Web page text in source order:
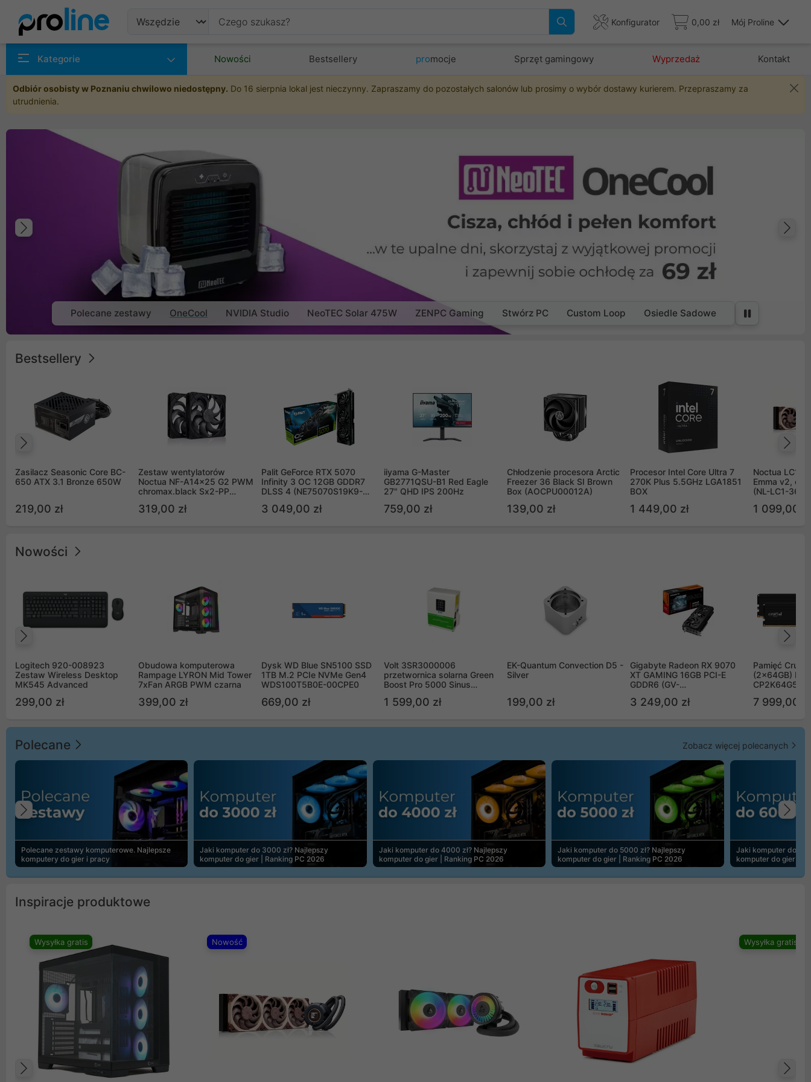
Konfigurator 0,00 zł Mój Proline
Kategorie Nowości Bestsellery promocje Sprzęt gamingowy Wyprzedaż Kontakt
Odbiór osobisty w Poznaniu chwilowo niedostępny. Do 16 sierpnia lokal jest nieczynny. Zapraszamy do pozostałych salonów lub prosimy o wybór dostawy kurierem. Przepraszamy za
utrudnienia.
Poprzedni
Polecane zestawy OneCool NVIDIA Studio NeoTEC Solar 475W ZENPC Gaming Stwórz PC Custom Loop Osiedle Sadowe
Bestsellery
Zasilacz Seasonic Core BC-
650 ATX 3.1 Bronze 650W
219,00 zł
Zestaw wentylatorów
Noctua NF-A14x25 G2 PWM
chromax.black Sx2-PP
(2szt)
319,00 zł
Palit GeForce RTX 5070
Infinity 3 OC 12GB GDDR7
DLSS 4 (NE75070S19K9-
3 049,00 zł
iiyama G-Master
GB2771QSU-B1 Red Eagle
27" QHD IPS 200Hz
759,00 zł
Chłodzenie procesora Arctic
Freezer 36 Black SI Brown
Box (AOCPU00012A)
139,00 zł
Procesor Intel Core Ultra 7
270K Plus 5.5GHz LGA1851
BOX
1 449,00 zł
Noctua LC1
Emma v2,
(NL-LC1-36)
1 099,00 zł
Nowości
Logitech 920-008923
Zestaw Wireless Desktop
MK545 Advanced
299,00 zł
Obudowa komputerowa
Rampage LYRON Mid Tower
7xFan ARGB PWM czarna
399,00 zł
Dysk WD Blue SN5100 SSD
1TB M.2 PCIe NVMe Gen4
WDS100T5B0E-00CPE0
669,00 zł
Volt 3SR3000006
przetwornica solarna Green
Boost Pro 5000 Sinus
1 599,00 zł
EK-Quantum Convection D5 -
Silver
199,00 zł
Gigabyte Radeon RX 9070
XT GAMING 16GB PCI-E
GDDR6 (GV-
3 249,00 zł
Pamięć
(2x64GB)
7 999,00 zł
Polecane Zobacz więcej polecanych
Polecane zestawy komputerowe. Najlepsze
komputery do gier i pracy
Jaki komputer do 3000 zł? Najlepszy
komputer do gier | Ranking PC 2026
Jaki komputer do 4000 zł? Najlepszy
komputer do gier | Ranking PC 2026
Jaki komputer do 5000 zł? Najlepszy
komputer do gier | Ranking PC 2026
Jaki komputer do
komputer do gier |
Poprzedni
Inspiracje produktowe
Wysyłka gratis Nowość Wysyłka gratis